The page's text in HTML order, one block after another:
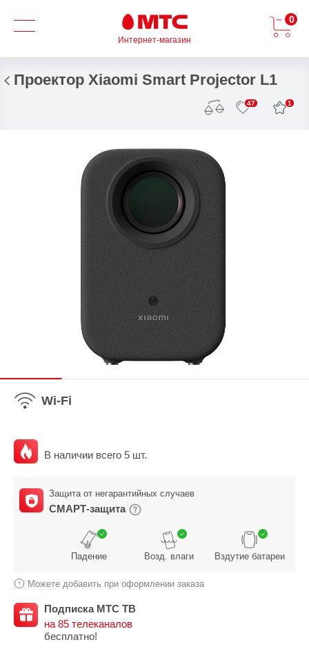
Интернет-магазин
0
Проектор Xiaomi Smart Projector L1
47 1
Wi-Fi
В наличии всего 5 шт.
Защита от негарантийных случаев
СМАРТ-защита
Падение Возд. влаги Вздутие батареи
Можете добавить при оформлении заказа
Подписка МТС ТВ
на 85 телеканалов
бесплатно!